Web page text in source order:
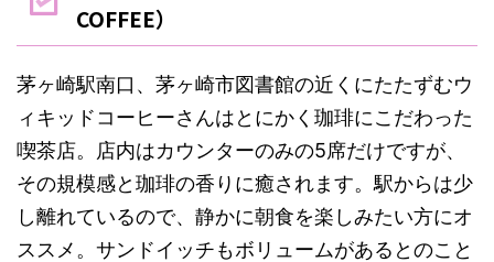
COFFEE）
茅ヶ崎駅南口、茅ヶ崎市図書館の近くにたたずむウ
ィキッドコーヒーさんはとにかく珈琲にこだわった
喫茶店。店内はカウンターのみの5席だけですが、
その規模感と珈琲の香りに癒されます。駅からは少
し離れているので、静かに朝食を楽しみたい方にオ
ススメ。サンドイッチもボリュームがあるとのこと